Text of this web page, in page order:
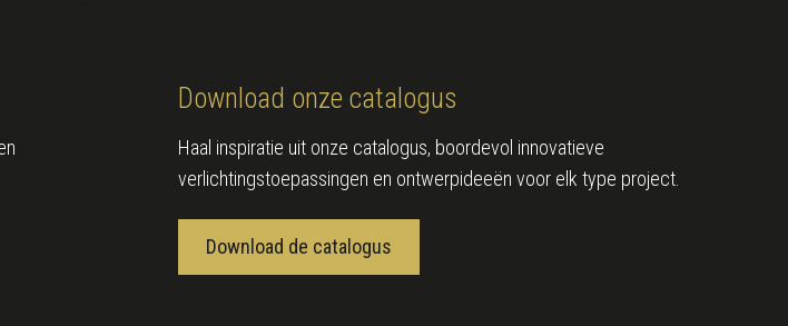
Download onze catalogus
Haal inspiratie uit onze catalogus, boordevol innovatieve
verlichtingstoepassingen en ontwerpideeën voor elk type project.
Download de catalogus